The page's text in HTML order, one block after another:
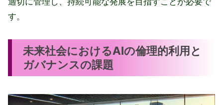
す。
未来社会におけるAIの倫理的利用と
ガバナンスの課題